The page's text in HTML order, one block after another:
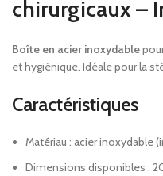
chirurgicaux –
Boîte en acier inoxydable
et hygiénique. Idéale pour la
Caractéristiques
Matériau : acier inoxydable
Dimensions disponibles :